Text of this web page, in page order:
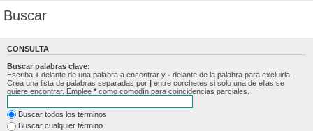
Buscar
CONSULTA
Buscar palabras clave:
Escriba + delante de una palabra a encontrar y - delante de la palabra para excluirla.
Crea una lista de palabras separadas por | entre corchetes si solo una de ellas se
quiere encontrar. Emplee * como comodín para coincidencias parciales.
Buscar todos los términos
Buscar cualquier término